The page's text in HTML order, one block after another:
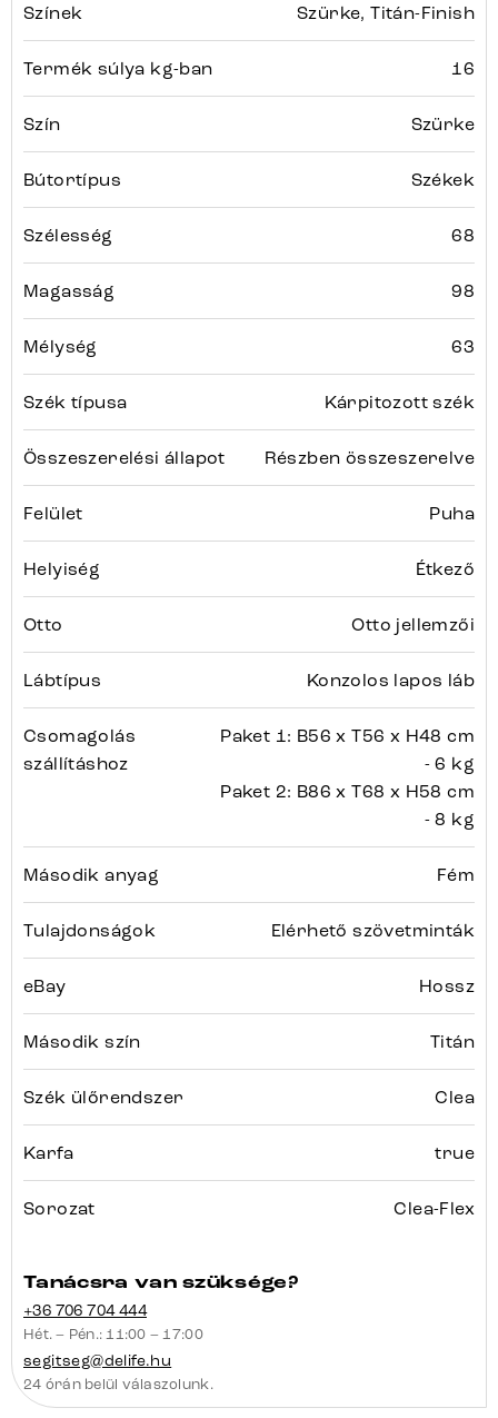
Színek Szürke, Titán-Finish
Termék súlya kg-ban 16
Szín Szürke
Bútortípus Székek
Szélesség 68
Magasság 98
Mélység 63
Szék típusa Kárpitozott szék
Összeszerelési állapot Részben összeszerelve
Felület Puha
Helyiség Étkező
Otto Otto jellemzői
Lábtípus Konzolos lapos láb
Csomagolás
szállításhoz
Paket 1: B56 x T56 x H48 cm
- 6 kg
Paket 2: B86 x T68 x H58 cm
- 8 kg
Második anyag Fém
Tulajdonságok Elérhető szövetminták
eBay Hossz
Második szín Titán
Szék ülőrendszer Clea
Karfa true
Sorozat Clea-Flex
Tanácsra van szüksége?
+36 706 704 444
Hét. – Pén.: 11:00 – 17:00
segitseg@delife.hu
24 órán belül válaszolunk.